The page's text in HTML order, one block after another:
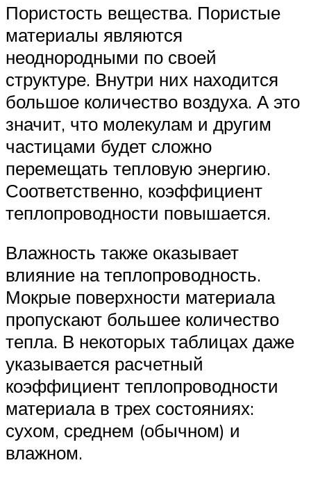
Пористость вещества. Пористые
материалы являются
неоднородными по своей
структуре. Внутри них находится
большое количество воздуха. А это
значит, что молекулам и другим
частицами будет сложно
перемещать тепловую энергию.
Соответственно, коэффициент
теплопроводности повышается.
Влажность также оказывает
влияние на теплопроводность.
Мокрые поверхности материала
пропускают большее количество
тепла. В некоторых таблицах даже
указывается расчетный
коэффициент теплопроводности
материала в трех состояниях:
сухом, среднем (обычном) и
влажном.